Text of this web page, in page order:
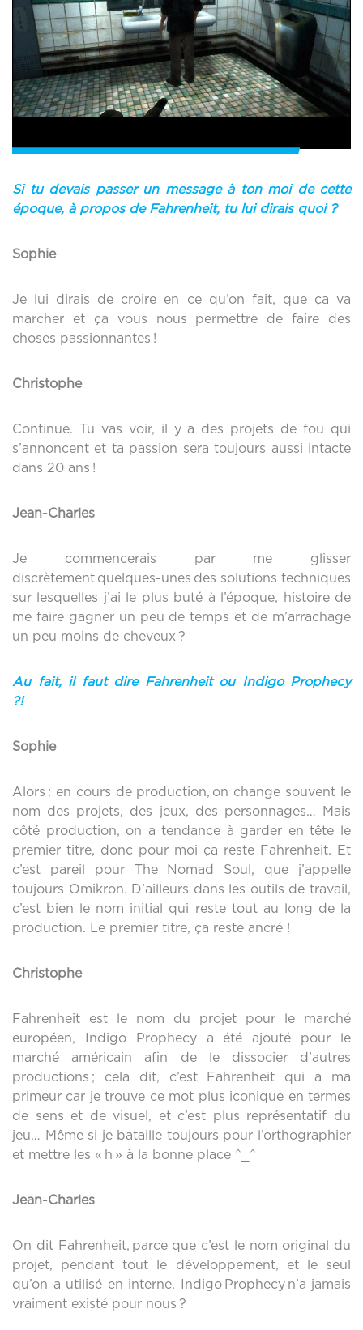
Si tu devais passer un message à ton moi de cette
époque, à propos de Fahrenheit, tu lui dirais quoi ?
Sophie
Je lui dirais de croire en ce qu’on fait, que ça va
marcher et ça vous nous permettre de faire des
choses passionnantes !
Christophe
Continue. Tu vas voir, il y a des projets de fou qui
s’annoncent et ta passion sera toujours aussi intacte
dans 20 ans !
Jean-Charles
Je commencerais par me glisser
discrètement quelques-unes des solutions techniques
sur lesquelles j’ai le plus buté à l’époque, histoire de
me faire gagner un peu de temps et de m’arrachage
un peu moins de cheveux ?
Au fait, il faut dire Fahrenheit ou Indigo Prophecy
?!
Sophie
Alors : en cours de production, on change souvent le
nom des projets, des jeux, des personnages… Mais
côté production, on a tendance à garder en tête le
premier titre, donc pour moi ça reste Fahrenheit. Et
c’est pareil pour The Nomad Soul, que j’appelle
toujours Omikron. D’ailleurs dans les outils de travail,
c’est bien le nom initial qui reste tout au long de la
production. Le premier titre, ça reste ancré !
Christophe
Fahrenheit est le nom du projet pour le marché
européen, Indigo Prophecy a été ajouté pour le
marché américain afin de le dissocier d’autres
productions ; cela dit, c’est Fahrenheit qui a ma
primeur car je trouve ce mot plus iconique en termes
de sens et de visuel, et c’est plus représentatif du
jeu… Même si je bataille toujours pour l’orthographier
et mettre les « h » à la bonne place ^_^
Jean-Charles
On dit Fahrenheit, parce que c’est le nom original du
projet, pendant tout le développement, et le seul
qu’on a utilisé en interne. Indigo Prophecy n’a jamais
vraiment existé pour nous ?